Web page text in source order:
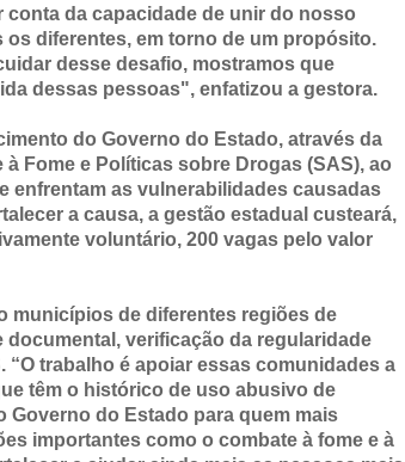
conta da capacidade de unir do nosso
diferentes, em torno de um propósito.
desse desafio, mostramos que
dessas pessoas", enfatizou a gestora.
do Governo do Estado, através da
Fome e Políticas sobre Drogas (SAS), ao
as vulnerabilidades causadas
a causa, a gestão estadual custeará,
voluntário, 200 vagas pelo valor
municípios de diferentes regiões de
documental, verificação da regularidade
trabalho é apoiar essas comunidades a
têm o histórico de uso abusivo de
Governo do Estado para quem mais
importantes como o combate à fome e à